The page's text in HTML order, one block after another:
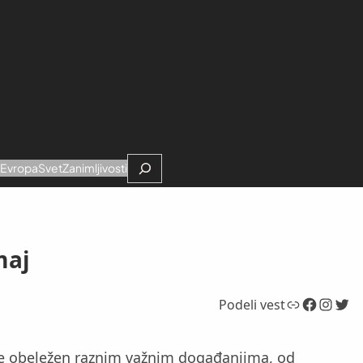
EvropaSvetZanimljivostiSearch
Podeli vestLink Facebook InstagramTwitter
raznim važnim događanjima, od